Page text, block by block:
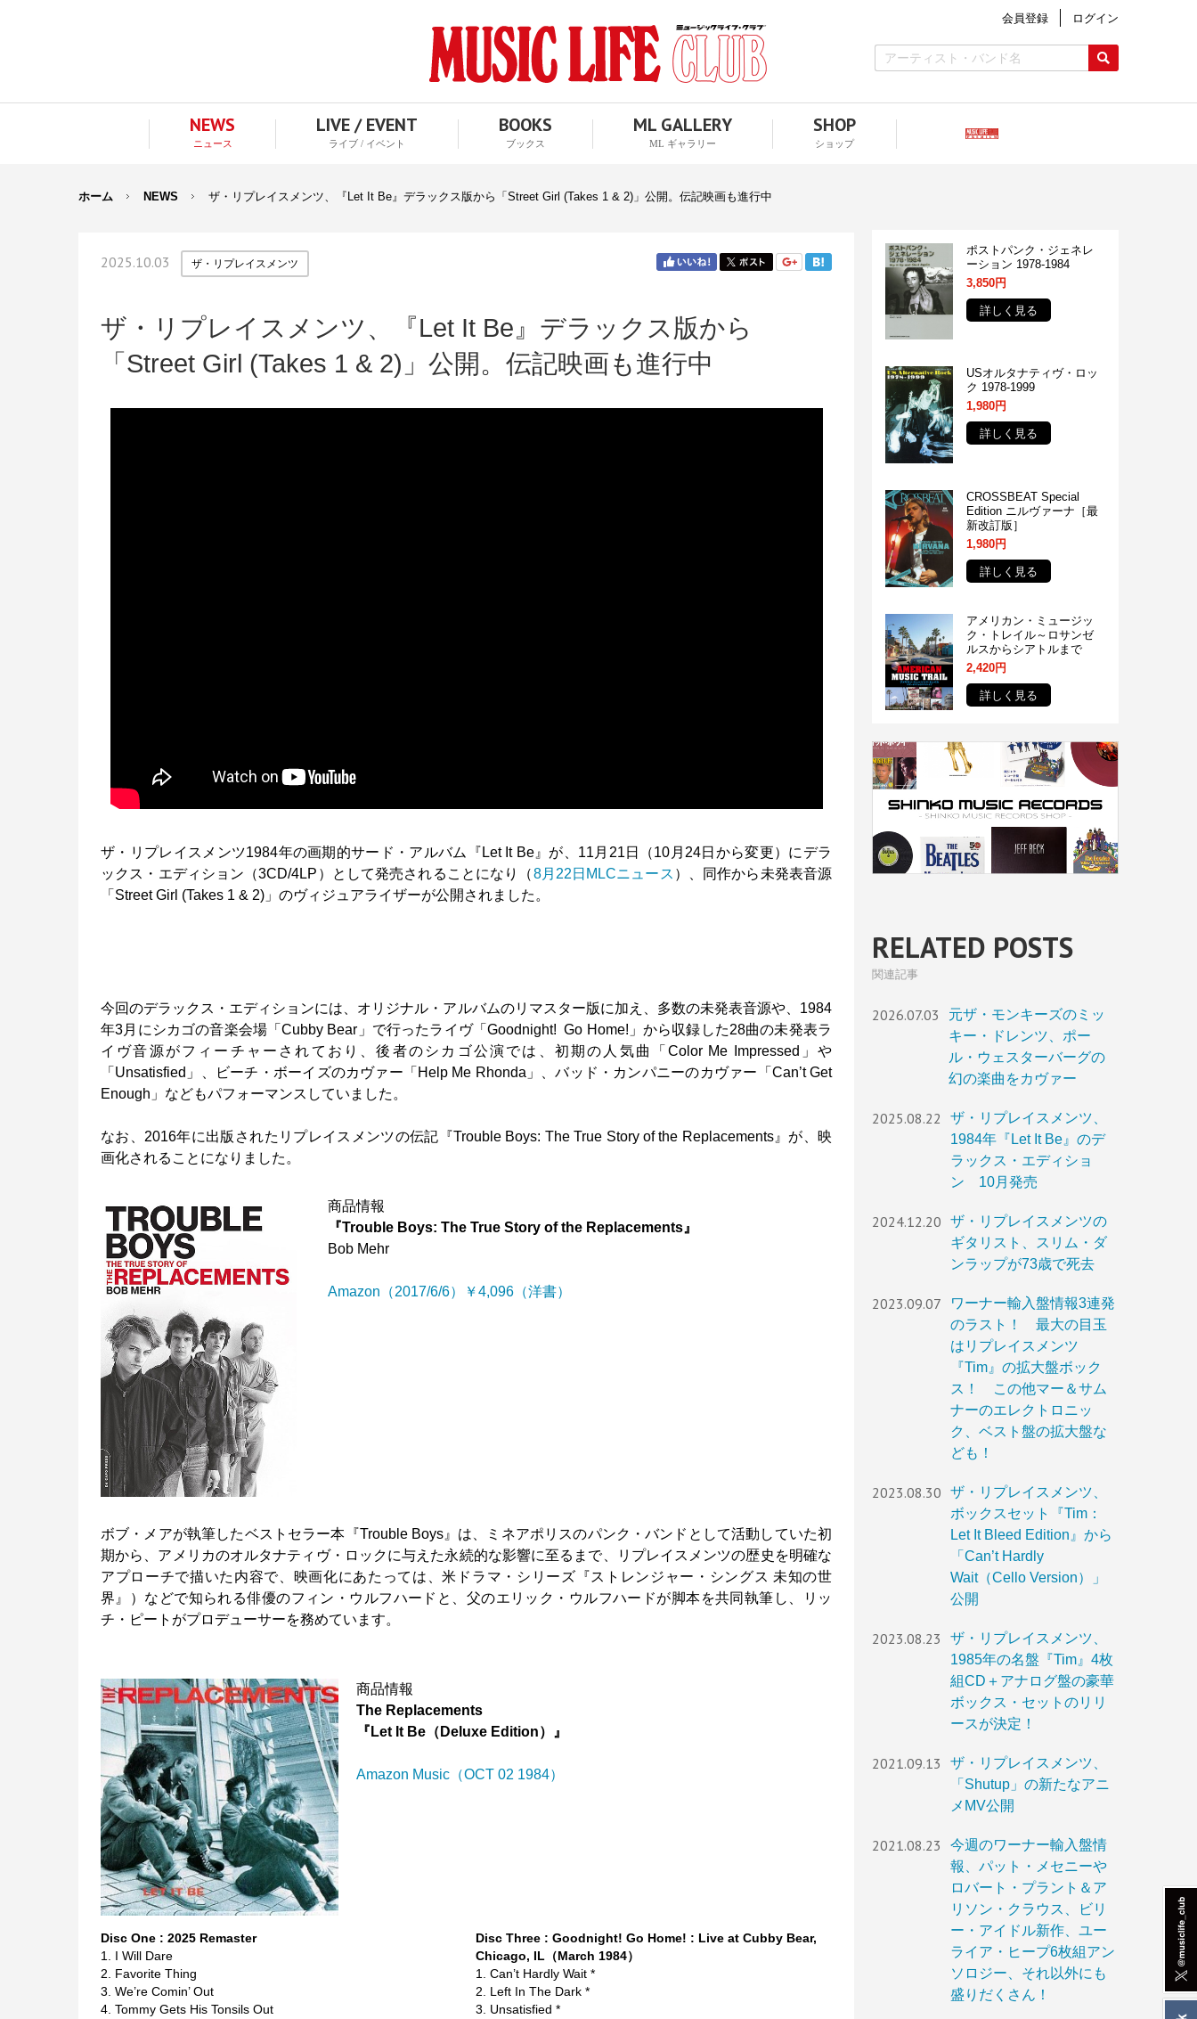
会員登録 ログイン
NEWS
ニュース
LIVE / EVENT
ライブ / イベント
BOOKS
ブックス
ML GALLERY
ML ギャラリー
SHOP
ショップ
ホーム NEWS ザ・リプレイスメンツ、『Let It Be』デラックス版から「Street Girl (Takes 1 & 2)」公開。伝記映画も進行中
2025.10.03 ザ・リプレイスメンツ
ザ・リプレイスメンツ、『Let It Be』デラックス版から
「Street Girl (Takes 1 & 2)」公開。伝記映画も進行中
ザ・リプレイスメンツ1984年の画期的サード・アルバム『Let It Be』が、11月21日（10月24日から変更）にデラ
ックス・エディション（3CD/4LP）として発売されることになり（8月22日MLCニュース ）、同作から未発表音源
「Street Girl (Takes 1 & 2)」のヴィジュアライザーが公開されました。
今回のデラックス・エディションには、オリジナル・アルバムのリマスター版に加え、多数の未発表音源や、1984
年3月にシカゴの音楽会場「Cubby Bear」で行ったライヴ「Goodnight! Go Home!」から収録した28曲の未発表ラ
イヴ音源がフィーチャーされており、後者のシカゴ公演では、初期の人気曲「Color Me Impressed」や
「Unsatisfied」、ビーチ・ボーイズのカヴァー「Help Me Rhonda」、バッド・カンパニーのカヴァー「Can’t Get
Enough」などもパフォーマンスしていました。
なお、2016年に出版されたリプレイスメンツの伝記『Trouble Boys: The True Story of the Replacements』が、映
画化されることになりました。
商品情報
『Trouble Boys: The True Story of the Replacements』
Bob Mehr
Amazon（2017/6/6）￥4,096（洋書）
ボブ・メアが執筆したベストセラー本『Trouble Boys』は、ミネアポリスのパンク・バンドとして活動していた初
期から、アメリカのオルタナティヴ・ロックに与えた永続的な影響に至るまで、リプレイスメンツの歴史を明確な
アプローチで描いた内容で、映画化にあたっては、米ドラマ・シリーズ『ストレンジャー・シングス 未知の世
界』）などで知られる俳優のフィン・ウルフハードと、父のエリック・ウルフハードが脚本を共同執筆し、リッ
チ・ピートがプロデューサーを務めています。
商品情報
The Replacements
『Let It Be（Deluxe Edition）』
Amazon Music（OCT 02 1984）
Disc One : 2025 Remaster
1. I Will Dare
2. Favorite Thing
3. We’re Comin’ Out
4. Tommy Gets His Tonsils Out
Disc Three : Goodnight! Go Home! : Live at Cubby Bear,
Chicago, IL（March 1984）
1. Can’t Hardly Wait *
2. Left In The Dark *
3. Unsatisfied *
ポストパンク・ジェネレ
ーション 1978-1984
3,850円
詳しく見る
USオルタナティヴ・ロッ
ク 1978-1999
1,980円
詳しく見る
CROSSBEAT Special
Edition ニルヴァーナ［最
新改訂版］
1,980円
詳しく見る
アメリカン・ミュージッ
ク・トレイル～ロサンゼ
ルスからシアトルまで
2,420円
詳しく見る
RELATED POSTS
関連記事
2026.07.03
元ザ・モンキーズのミッ
キー・ドレンツ、ポー
ル・ウェスターバーグの
幻の楽曲をカヴァー
2025.08.22
ザ・リプレイスメンツ、
1984年『Let It Be』のデ
ラックス・エディショ
ン 10月発売
2024.12.20
ザ・リプレイスメンツの
ギタリスト、スリム・ダ
ンラップが73歳で死去
2023.09.07
ワーナー輸入盤情報3連発
のラスト！ 最大の目玉
はリプレイスメンツ
『Tim』の拡大盤ボック
ス！ この他マー＆サム
ナーのエレクトロニッ
ク、ベスト盤の拡大盤な
ども！
2023.08.30
ザ・リプレイスメンツ、
ボックスセット『Tim：
Let It Bleed Edition』から
「Can’t Hardly
Wait（Cello Version）」
公開
2023.08.23
ザ・リプレイスメンツ、
1985年の名盤『Tim』4枚
組CD＋アナログ盤の豪華
ボックス・セットのリリ
ースが決定！
2021.09.13
ザ・リプレイスメンツ、
「Shutup」の新たなアニ
メMV公開
2021.08.23
今週のワーナー輸入盤情
報、パット・メセニーや
ロバート・プラント＆ア
リソン・クラウス、ビリ
ー・アイドル新作、ユー
ライア・ヒープ6枚組アン
ソロジー、それ以外にも
盛りだくさん！